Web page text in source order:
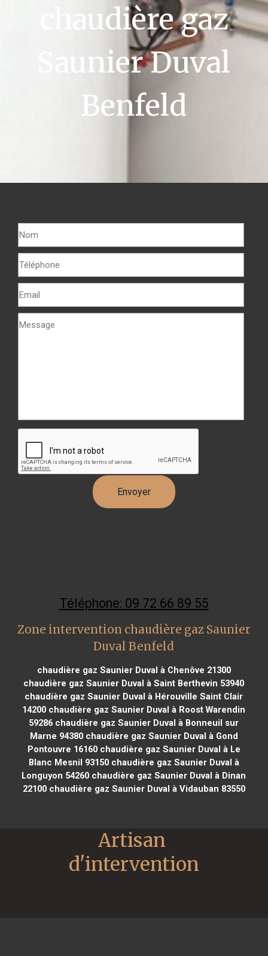
chaudière gaz
Saunier Duval
Benfeld
Téléphone: 09 72 66 89 55
Zone intervention chaudière gaz Saunier
Duval Benfeld
chaudière gaz Saunier Duval à Chenôve 21300
chaudière gaz Saunier Duval à Saint Berthevin 53940
chaudière gaz Saunier Duval à Hérouville Saint Clair
14200 chaudière gaz Saunier Duval à Roost Warendin
59286 chaudière gaz Saunier Duval à Bonneuil sur
Marne 94380chaudière gaz Saunier Duval à Gond
Pontouvre 16160chaudière gaz Saunier Duval à Le
Blanc Mesnil 93150chaudière gaz Saunier Duval à
Longuyon 54260 chaudière gaz Saunier Duval à Dinan
22100chaudière gaz Saunier Duval à Vidauban 83550
Artisan
d'intervention